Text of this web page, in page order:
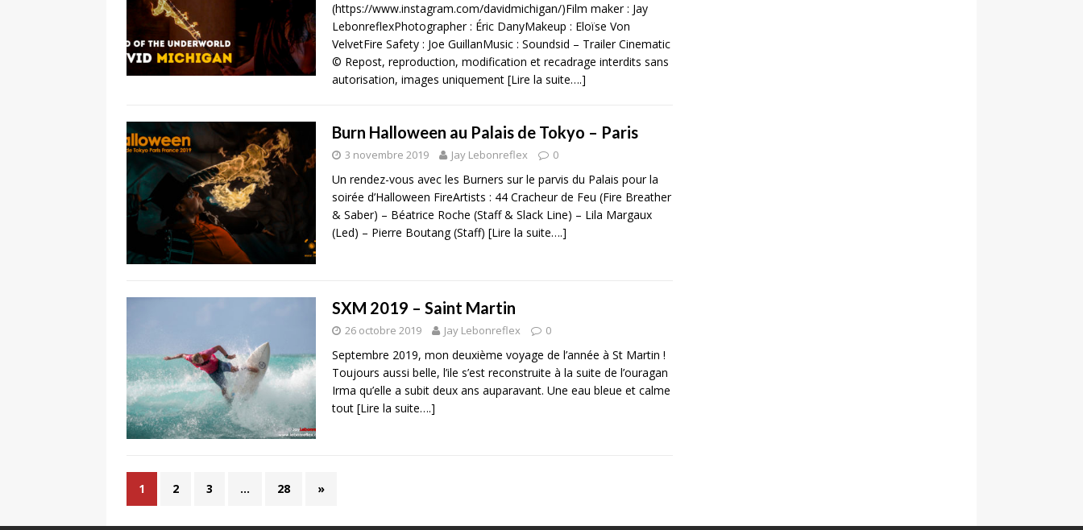
(https://www.instagram.com/davidmichigan/)Film maker : Jay
LebonreflexPhotographer : Éric DanyMakeup : Eloïse Von
VelvetFire Safety : Joe GuillanMusic : Soundsid – Trailer Cinematic
© Repost, reproduction, modification et recadrage interdits sans
autorisation, images uniquement [Lire la suite….]
Burn Halloween au Palais de Tokyo – Paris
3 novembre 2019 Jay Lebonreflex 0
Un rendez-vous avec les Burners sur le parvis du Palais pour la
soirée d’Halloween FireArtists : 44 Cracheur de Feu (Fire Breather
& Saber) – Béatrice Roche (Staff & Slack Line) – Lila Margaux
(Led) – Pierre Boutang (Staff) [Lire la suite….]
SXM 2019 – Saint Martin
26 octobre 2019 Jay Lebonreflex 0
Septembre 2019, mon deuxième voyage de l’année à St Martin !
Toujours aussi belle, l’ile s’est reconstruite à la suite de l’ouragan
Irma qu’elle a subit deux ans auparavant. Une eau bleue et calme
tout [Lire la suite….]
1 2 3 … 28 »